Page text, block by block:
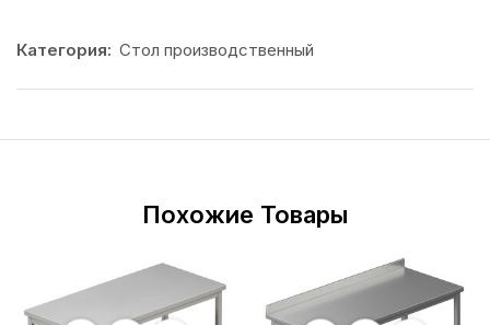
Категория: Стол производственный
Похожие Товары